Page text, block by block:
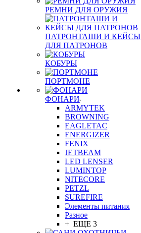
РЕМНИ ДЛЯ ОРУЖИЯ
ПАТРОНТАШИ И КЕЙСЫ
ДЛЯ ПАТРОНОВ
КОБУРЫ
ПОРТМОНЕ
ФОНАРИ
ARMYTEK
BROWNING
EAGLETAC
ENERGIZER
FENIX
JETBEAM
LED LENSER
LUMINTOP
NITECORE
PETZL
SUREFIRE
Элементы питания
Разное
+ ЕЩЕ 3